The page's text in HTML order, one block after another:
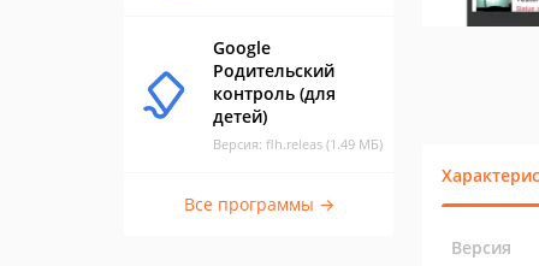
Google
Родительский
контроль (для
детей)
Версия: flh.releas (1.49 МБ)
Все программы →
Версия